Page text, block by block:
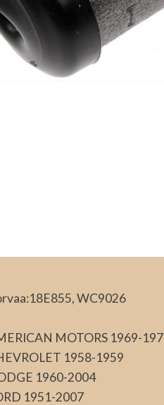
WC9026
MOTORS 1969-
1958-1959
1960-2004
1951-2007